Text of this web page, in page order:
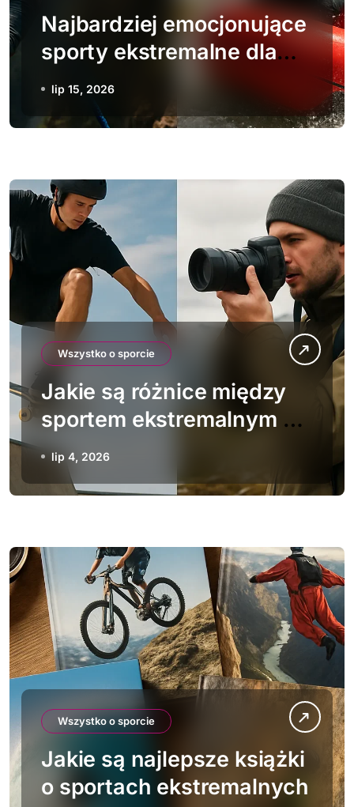
Najbardziej emocjonujące
sporty ekstremalne dla
dwóch osób
lip 15, 2026
Wszystko o sporcie
Jakie są różnice między
sportem ekstremalnym a
ekstremalnym hobby
lip 4, 2026
Wszystko o sporcie
Jakie są najlepsze książki
o sportach ekstremalnych